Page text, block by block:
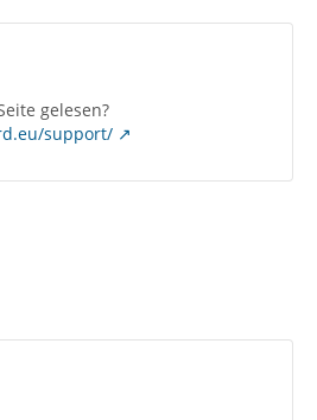
gelesen?
support/